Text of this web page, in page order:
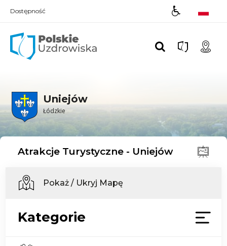
Dostępność
Uniejów
Łódzkie
Atrakcje Turystyczne - Uniejów
Pokaż / Ukryj Mapę
Kategorie